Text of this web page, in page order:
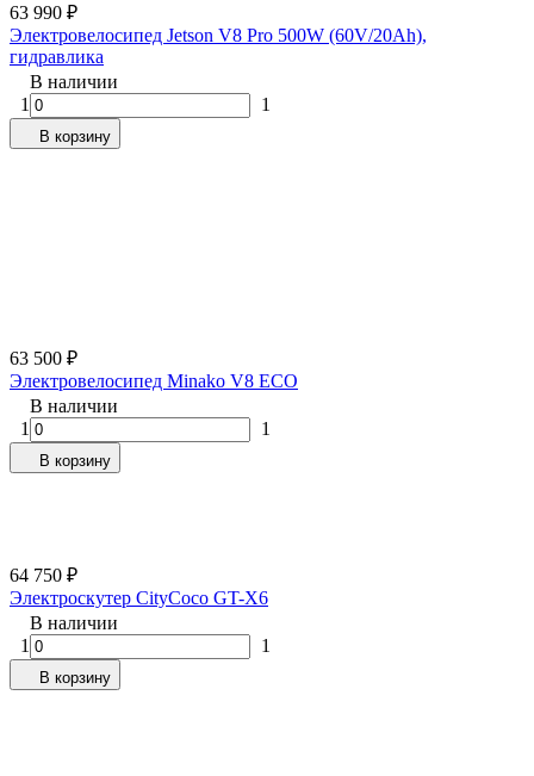
63 990 ₽
Электровелосипед Jetson V8 Pro 500W (60V/20Ah),
гидравлика
В наличии
1
1
В корзину
63 500 ₽
Электровелосипед Minako V8 ECO
В наличии
1
1
В корзину
64 750 ₽
Электроскутер CityCoco GT-X6
В наличии
1
1
В корзину